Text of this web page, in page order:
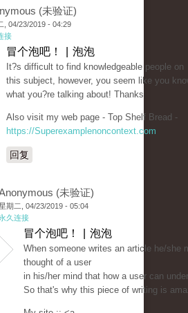
(未验证)
, 04/23/2019 - 04:29
接
冒个泡吧！ | 泡泡
It?s difficult to find knowledgeable people on
this subject, however, you seem like you
what you?re talking about! Thanks
Also visit my web page - Top Shelf Bread -
https://Superexamplenoncontext.com
回复
(未验证)
期二, 04/23/2019 - 05:04
久连接
冒个泡吧！ | 泡泡
When someone writes an article he/she
thought of a user
in his/her mind that how a user can
So that's why this piece of writing is